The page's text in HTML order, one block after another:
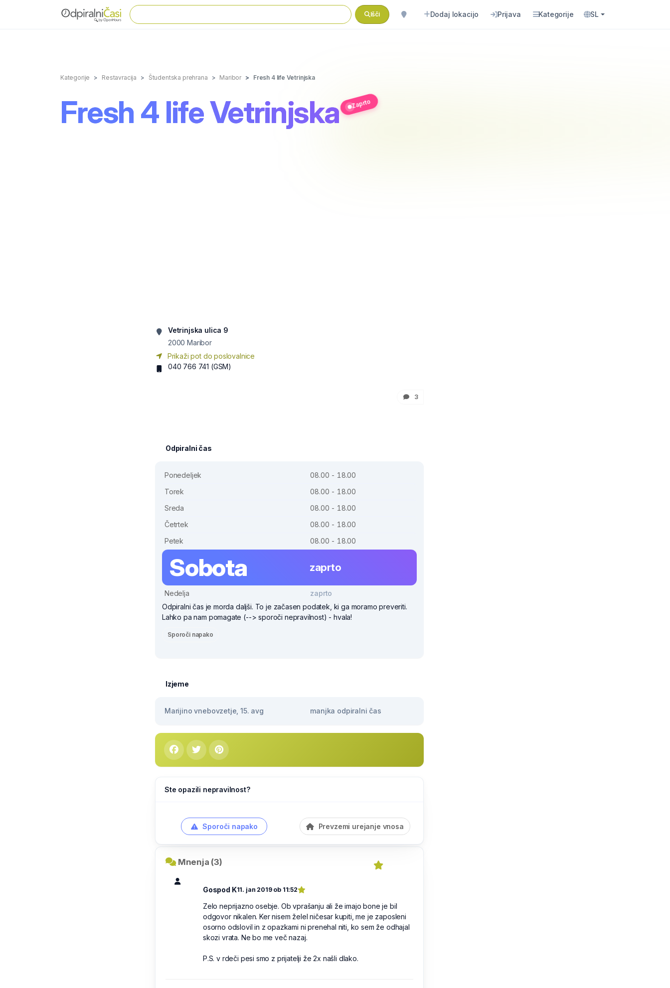
Išči Dodaj lokacijo Prijava Kategorije SL
Kategorije Restavracija Študentska prehrana Maribor Fresh 4 life Vetrinjska
Fresh 4 life Vetrinjska Zaprto
Vetrinjska ulica 9
2000 Maribor
Prikaži pot do poslovalnice
040 766 741 (GSM)
3
Odpiralni čas
Ponedeljek
08.00 - 18.00
Torek
08.00 - 18.00
Sreda
08.00 - 18.00
Četrtek
08.00 - 18.00
Petek
08.00 - 18.00
Sobota zaprto
Nedelja
zaprto
Odpiralni čas je morda daljši. To je začasen podatek, ki ga moramo preveriti.
Lahko pa nam pomagate (--> sporoči nepravilnost) - hvala!
Sporoči napako
Izjeme
Marijino vnebovzetje, 15. avg manjka odpiralni čas
Ste opazili nepravilnost?
Sporoči napako Prevzemi urejanje vnosa
Mnenja (3)
Gospod K11. jan 2019 ob 11:52
Zelo neprijazno osebje. Ob vprašanju ali že imajo bone je bil
odgovor nikalen. Ker nisem želel ničesar kupiti, me je zaposleni
osorno odslovil in z opazkami ni prenehal niti, ko sem že odhajal
skozi vrata. Ne bo me več nazaj.
P.S. v rdeči pesi smo z prijatelji že 2x našli dlako.